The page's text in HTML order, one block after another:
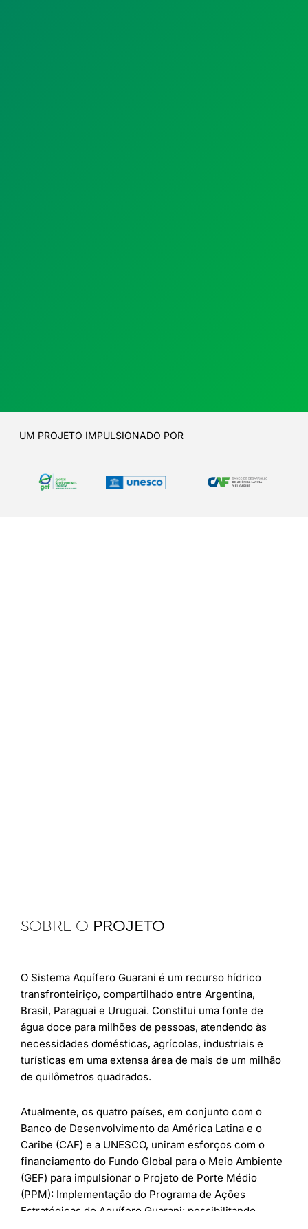
UM PROJETO IMPULSIONADO POR
SOBRE O PROJETO
O Sistema Aquífero Guarani é um recurso hídrico
transfronteiriço, compartilhado entre Argentina,
Brasil, Paraguai e Uruguai. Constitui uma fonte de
água doce para milhões de pessoas, atendendo às
necessidades domésticas, agrícolas, industriais e
turísticas em uma extensa área de mais de um milhão
de quilômetros quadrados.
Atualmente, os quatro países, em conjunto com o
Banco de Desenvolvimento da América Latina e o
Caribe (CAF) e a UNESCO, uniram esforços com o
financiamento do Fundo Global para o Meio Ambiente
(GEF) para impulsionar o Projeto de Porte Médio
(PPM): Implementação do Programa de Ações
Estratégicas do Aquífero Guarani: possibilitando